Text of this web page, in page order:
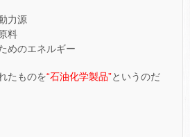
力源
料
めのエネルギー
たものを“石油化学製品”というのだ